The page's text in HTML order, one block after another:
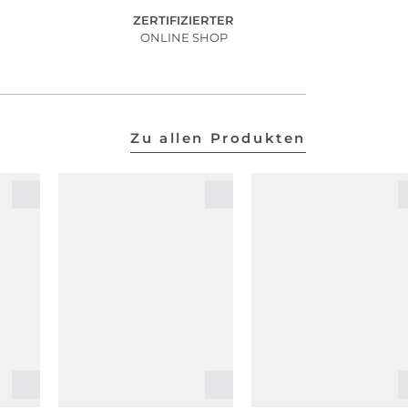
ZERTIFIZIERTER
ONLINE SHOP
Zu allen Produkten